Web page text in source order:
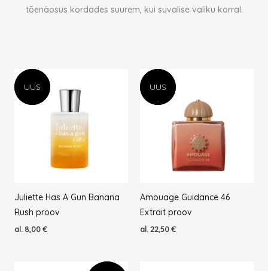
tõenäosus kordades suurem, kui suvalise valiku korral.
UUS
UUS
Juliette Has A Gun Banana
Rush proov
al. 8,00€
UUS
UUS
Amouage Guidance 46
Extrait proov
al. 22,50€